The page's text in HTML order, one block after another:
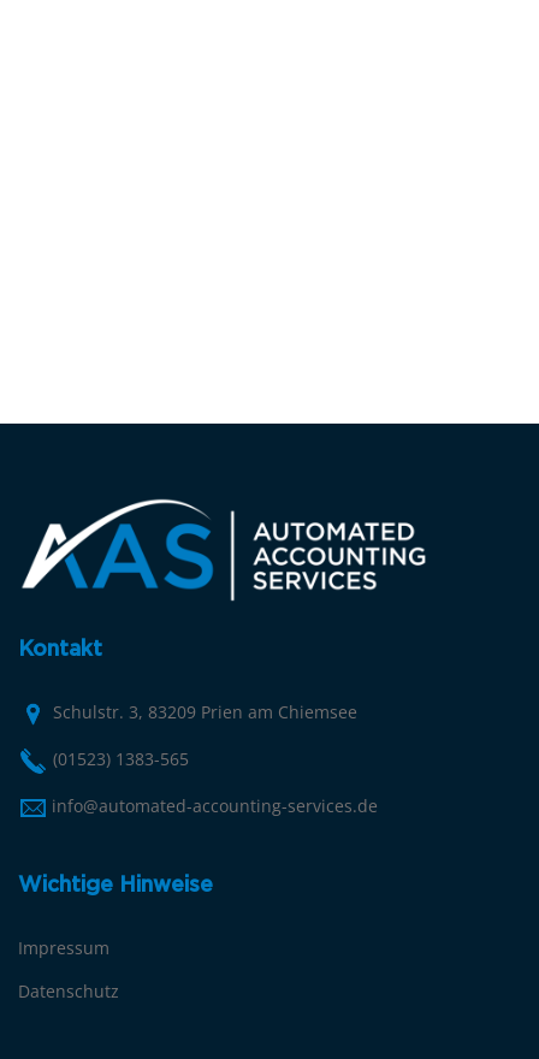
Kontakt
Schulstr. 3, 83209 Prien am Chiemsee
(01523) 1383-565
info@automated-accounting-services.de
Wichtige Hinweise
Impressum
Datenschutz